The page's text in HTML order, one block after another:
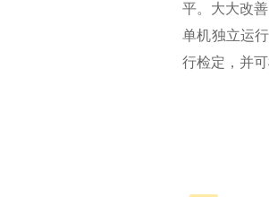
平。大大改
单机独立运
行检定，并